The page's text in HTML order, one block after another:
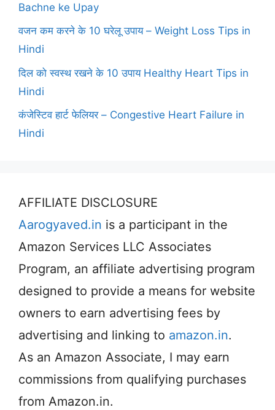
Bachne ke Upay
वजन कम करने के 10 घरेलू उपाय – Weight Loss Tips in
Hindi
दिल को स्वस्थ रखने के 10 उपाय Healthy Heart Tips in
Hindi
कंजेस्टिव हार्ट फेलियर – Congestive Heart Failure in
Hindi
AFFILIATE DISCLOSURE
Aarogyaved.in is a participant in the
Amazon Services LLC Associates
Program, an affiliate advertising program
designed to provide a means for website
owners to earn advertising fees by
advertising and linking to amazon.in.
As an Amazon Associate, I may earn
commissions from qualifying purchases
from Amazon.in.